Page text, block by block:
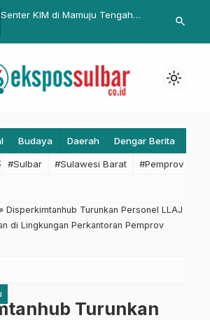
Senter KIM di Mamuju Tengah
Informasi di Era Digital Jadi Topik
Jumlah
search
light_mode
Budaya Daerah Dengar Berita
#Sulbar #Sulawesi Barat #Pemprov
Disperkimtanhub Turunkan Personel LLAJ
di Lingkungan Perkantoran Pemprov
Turunkan